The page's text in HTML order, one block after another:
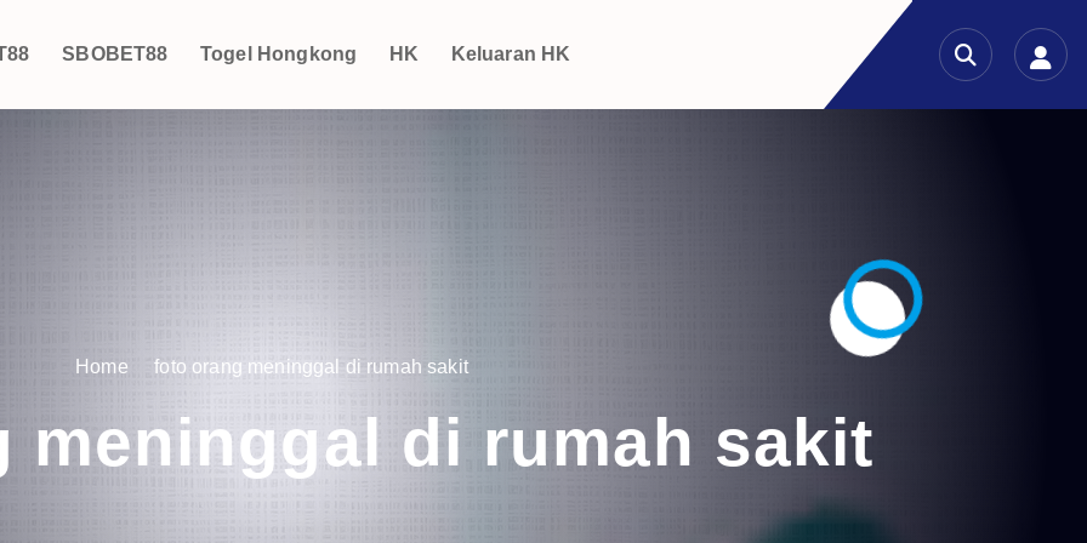
SBOBET88 Togel Hongkong HK Keluaran HK
Home foto orang meninggal di rumah sakit
meninggal di rumah sakit